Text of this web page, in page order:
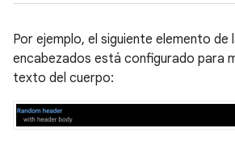
Por ejemplo, el siguiente elemento de
encabezados está configurado para
texto del cuerpo: